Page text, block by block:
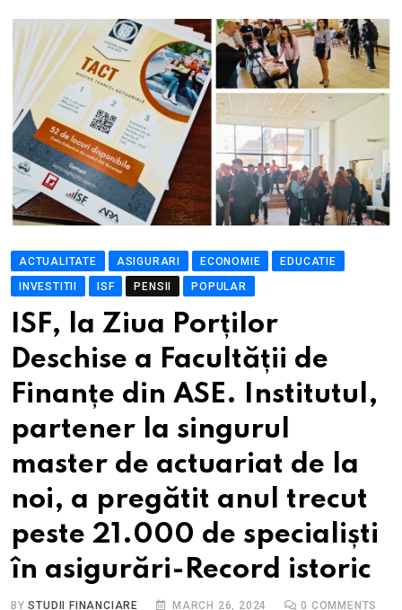
ACTUALITATE ASIGURARI ECONOMIE
EDUCATIE
INVESTITII
ISF PENSII POPULAR
ISF, la Ziua Porților
Deschise a Facultății de
Finanțe din ASE. Institutul,
partener la singurul
master de actuariat de la
noi, a pregătit anul trecut
peste 21.000 de specialiști
în asigurări-Record istoric
BYSTUDII FINANCIARE MARCH 26, 2024 0 COMMENTS